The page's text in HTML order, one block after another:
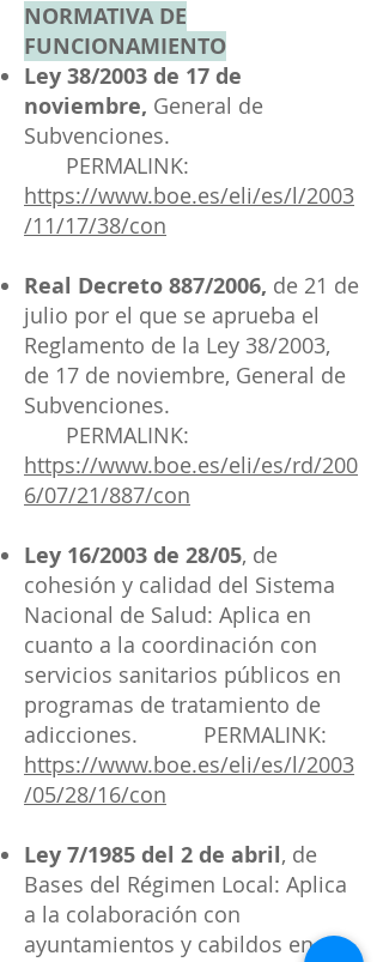
NORMATIVA DE
FUNCIONAMIENTO
Ley 38/2003 de 17 de
noviembre, General de
Subvenciones.
PERMALINK:
https://www.boe.es/eli/es/l/2003
/11/17/38/con
Real Decreto 887/2006, de 21 de
julio por el que se aprueba el
Reglamento de la Ley 38/2003,
de 17 de noviembre, General de
Subvenciones.
PERMALINK:
https://www.boe.es/eli/es/rd/200
6/07/21/887/con
Ley 16/2003 de 28/05, de
cohesión y calidad del Sistema
Nacional de Salud: Aplica en
cuanto a la coordinación con
servicios sanitarios públicos en
programas de tratamiento de
adicciones. PERMALINK:
https://www.boe.es/eli/es/l/2003
/05/28/16/con
Ley 7/1985 del 2 de abril, de
Bases del Régimen Local: Aplica
a la colaboración con
ayuntamientos y cabildos en